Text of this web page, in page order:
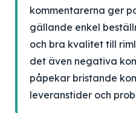
kommentarerna ger
gällande enkel
och bra kvalitet till
det även negativa
påpekar bristande
leveranstider och